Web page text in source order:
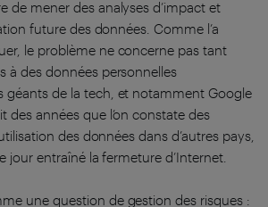
de mener des analyses d’impact et
future des données. Comme l’a
le problème ne concerne pas tant
à des données personnelles
géants de la tech, et notamment Google
des années que l’on constate des
des données dans d’autres pays,
jour entraîné la fermeture d’Internet.
une question de gestion des risques :